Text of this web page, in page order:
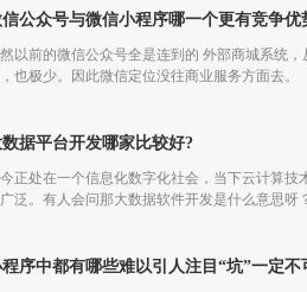
公众号与微信小程序哪一个更有竞争优
以前的微信公众号全是连到的 外部商城系统
也极少。因此微信定位没往商业服务方面去。
数据平台开发哪家比较好?
正处在一个信息化数字化社会，当下云计算
泛。有人会问那大数据软件开发是什么意思呀
序中都有哪些难以引人注目“坑”一定不